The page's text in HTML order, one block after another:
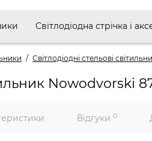
Світлодіодна стрічка і
Світлодіодні стельові
Nowodvorski
Відгуки 0